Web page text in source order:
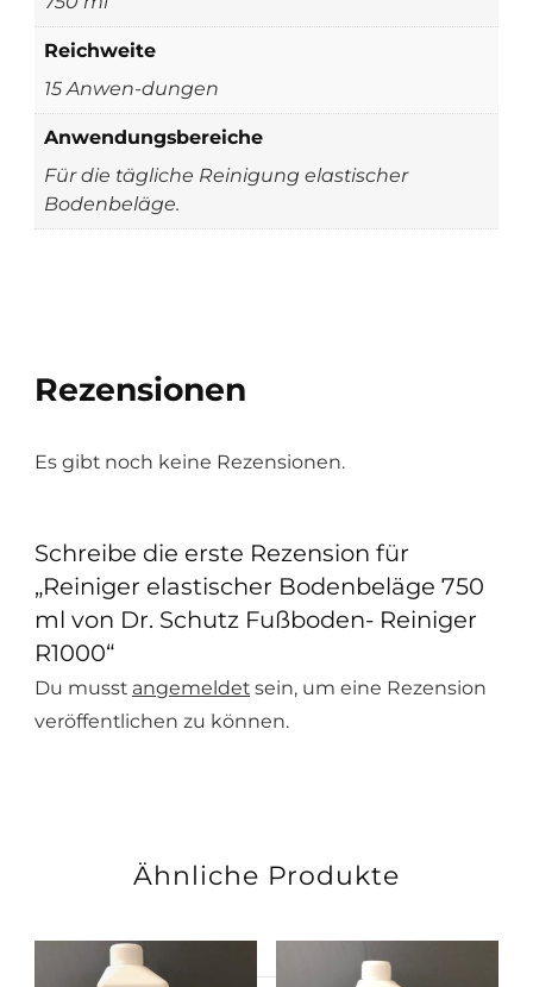
Reichweite
15 Anwen-dungen
Anwendungsbereiche
Für die tägliche Reinigung elastischer
Bodenbeläge.
Rezensionen
Es gibt noch keine Rezensionen.
Schreibe die erste Rezension für
„Reiniger elastischer Bodenbeläge 750
ml von Dr. Schutz Fußboden- Reiniger
R1000“
Du musst angemeldet sein, um eine Rezension
veröffentlichen zu können.
Ähnliche Produkte